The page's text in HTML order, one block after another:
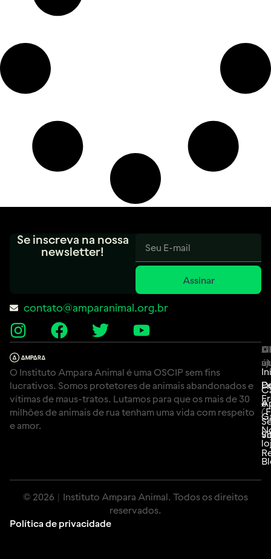
Se inscreva na nossa
newsletter!
Assinar
contato@amparanimal.org.br
O Instituto Ampara Animal é uma OSCIP sem fins
lucrativos. Somos protetores de animais abandonados e
vítimas de maus-tratos. Lutamos para que os mais de 30
milhões de animais de rua tenham uma vida com respeito
e amor.
e
© 2026 | Instituto Ampara Animal. Todos os direitos
reservados.
Política de privacidade